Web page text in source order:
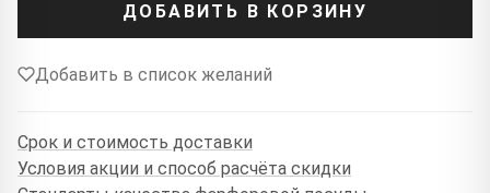
ДОБАВИТЬ В КОРЗИНУ
Добавить в список желаний
Срок и стоимость доставки
Условия акции и способ расчёта скидки